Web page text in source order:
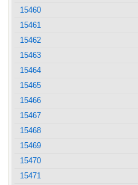
15460
15461
15462
15463
15464
15465
15466
15467
15468
15469
15470
15471